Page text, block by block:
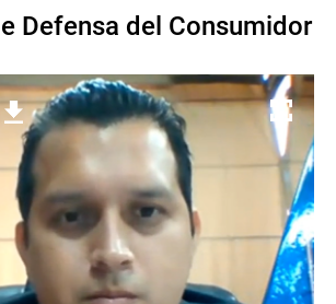
Defensa del Consumidor